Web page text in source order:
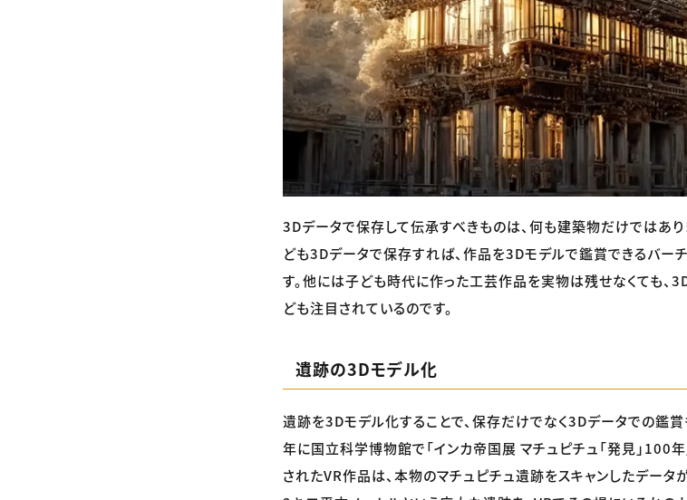
3Dデータで保存して伝承すべきものは、何も建築物だけではあ
ども3Dデータで保存すれば、作品を3Dモデルで鑑賞できるバー
す。他には子ども時代に作った工芸作品を実物は残せなくても、
ども注目されているのです。
遺跡の3Dモデル化
遺跡を3Dモデル化することで、保存だけでなく3Dデータでの鑑賞
年に国立科学博物館で「インカ帝国展 マチュピチュ「発見」100
されたVR作品は、本物のマチュピチュ遺跡をスキャンしたデータ